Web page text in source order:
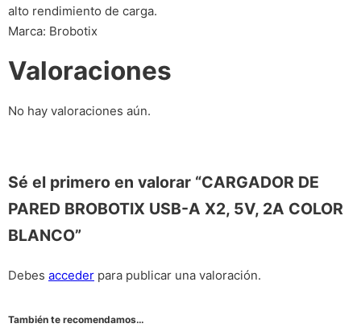
alto rendimiento de carga.
Marca: Brobotix
Valoraciones
No hay valoraciones aún.
Sé el primero en valorar “CARGADOR DE
PARED BROBOTIX USB-A X2, 5V, 2A COLOR
BLANCO”
Debes acceder para publicar una valoración.
También te recomendamos…